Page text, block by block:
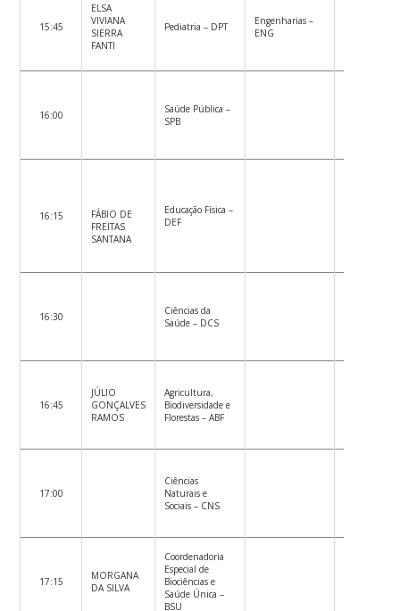
15:45
ELSA
VIVIANA
SIERRA
FANTI
Pediatria – DPT
Engenharias –
ENG
16:00
Saúde Pública –
SPB
16:15
FÁBIO DE
FREITAS
SANTANA
Educação Física –
DEF
16:30
Ciências da
Saúde – DCS
16:45
JÚLIO
GONÇALVES
RAMOS
Agricultura,
Biodiversidade e
Florestas – ABF
17:00
Ciências
Naturais e
Sociais – CNS
17:15
MORGANA
DA SILVA
Coordenadoria
Especial de
Biociências e
Saúde Única –
BSU